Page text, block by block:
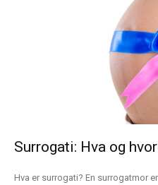
Surrogati: Hva og
Hva er surrogati? En surrogatmor